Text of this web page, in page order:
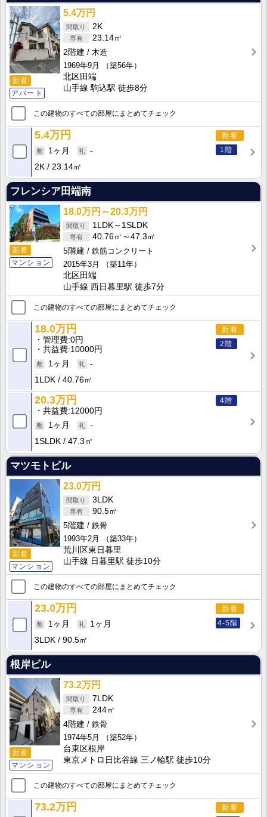
新着
アパート
5.4万円
2K
23.14㎡
2階建
木造
1969年9月
（築56年）
北区田端
山手線 駒込駅 徒歩8分
この建物のすべての部屋にまとめてチェック
新着
1階
5.4万円
1ヶ月
-
2K
23.14㎡
フレンシア田端南
新着
マンション
18.0万円～20.3万円
1LDK～1SLDK
40.76㎡～47.3㎡
5階建
鉄筋コンクリート
2015年3月
（築11年）
北区田端
山手線 西日暮里駅 徒歩7分
この建物のすべての部屋にまとめてチェック
新着
2階
18.0万円
管理費 0円
共益費 10000円
1ヶ月
-
1LDK
40.76㎡
4階
20.3万円
共益費 12000円
1ヶ月
-
1SLDK
47.3㎡
マツモトビル
新着
マンション
23.0万円
3LDK
90.5㎡
5階建
鉄骨
1993年2月
（築33年）
荒川区東日暮里
山手線 日暮里駅 徒歩10分
この建物のすべての部屋にまとめてチェック
新着
4-5階
23.0万円
1ヶ月
1ヶ月
3LDK
90.5㎡
根岸ビル
新着
マンション
73.2万円
7LDK
244㎡
4階建
鉄骨
1974年5月
（築52年）
台東区根岸
東京メトロ日比谷線 三ノ輪駅 徒歩10分
この建物のすべての部屋にまとめてチェック
新着
73.2万円